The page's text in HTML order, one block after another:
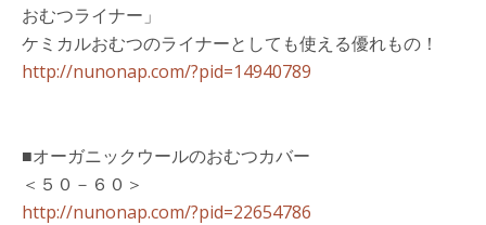
おむつライナー」
ケミカルおむつのライナーとしても使える優れもの！
http://nunonap.com/?pid=14940789
■オーガニックウールのおむつカバー
＜５０－６０＞
http://nunonap.com/?pid=22654786